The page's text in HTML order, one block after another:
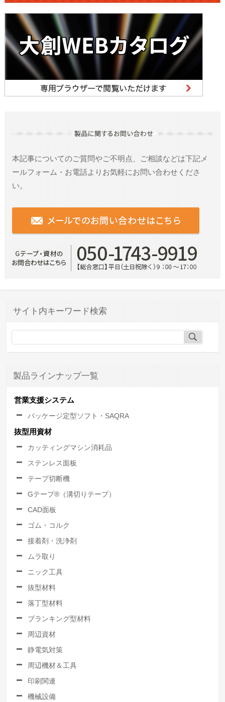
本記事についてのご質問やご不明点、ご相談などは下記メ
ールフォーム・お電話よりお気軽にお問い合わせくださ
い。
サイト内キーワード検索
製品ラインナップ一覧
営業支援システム
パッケージ定型ソフト・SAQRA
抜型用資材
カッティングマシン消耗品
ステンレス面板
テープ切断機
Gテープ®（溝切りテープ）
CAD面板
ゴム・コルク
接着剤・洗浄剤
ムラ取り
ニック工具
抜型材料
落丁型材料
ブランキング型材料
周辺資材
静電気対策
周辺機材＆工具
印刷関連
機械設備